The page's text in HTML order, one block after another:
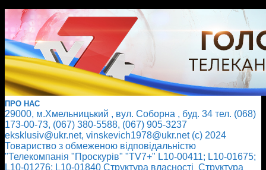
ПРО НАС
29000, м.Хмельницький , вул. Соборна , буд. 34 тел. (068)
173-00-73, (067) 380-5588, (067) 905-3237
eksklusiv@ukr.net, vinskevich1978@ukr.net (с) 2024
Товариство з обмеженою відповідальністю
"Телекомпанія "Проскурів" "TV7+" L10-00411; L10-01675;
L10-01276; L10-01840 Cтруктура власності Cтруктура